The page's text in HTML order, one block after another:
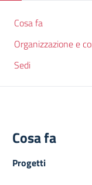
Cosa fa
Organizzazione e
Sedi
Cosa fa
Progetti